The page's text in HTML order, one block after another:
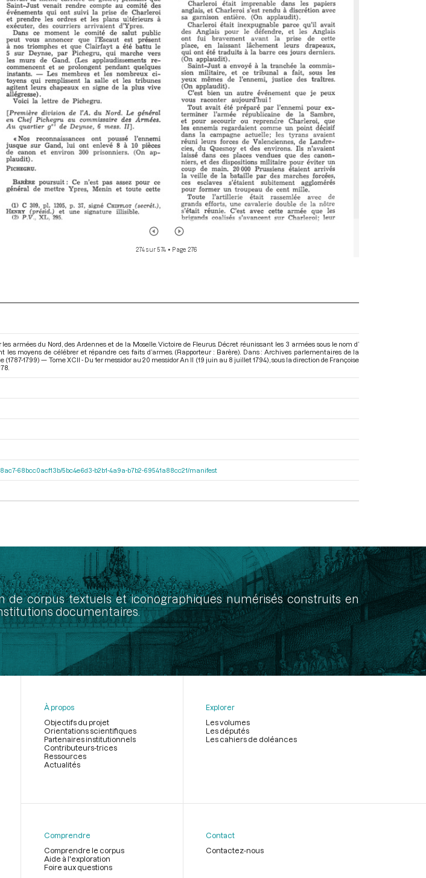
274 sur 574 • Page 276
armées du Nord, des Ardennes et de la Moselle. Victoire de Fleurus. Décret réunissant les 3 armées sous le nom d’
les moyens de célébrer et répandre ces faits d’armes. (Rapporteur : Barère). Dans : Archives parlementaires de la
1799) — Tome XCII - Du 1er messidor au 20 messidor An II (19 juin au 8 juillet 1794) , sous la direction de Françoise
8ac7-68bcc0acf13b/5bc4e6d3-b2b1-4a9a-b7b2-69541a88cc21/manifest
de corpus textuels et iconographiques numérisés construits en
documentaires.
page
À propos
Objectifs du projet
Orientations scientifiques
Partenaires institutionnels
Contributeurs-trices
Ressources
Actualités
Explorer
Les volumes
Les députés
Les cahiers de doléances
Comprendre
Comprendre le corpus
Aide à l'exploration
Foire aux questions
Contact
Contactez-nous